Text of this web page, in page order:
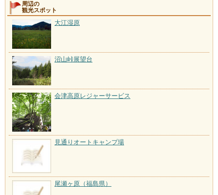
周辺の
観光スポット
大江湿原
沼山峠展望台
会津高原レジャーサービス
見通りオートキャンプ場
尾瀬ヶ原（福島県）